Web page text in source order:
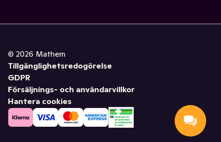
© 2026 Mathem
Tillgänglighetsredogörelse
GDPR
Försäljnings- och användarvillkor
Hantera cookies